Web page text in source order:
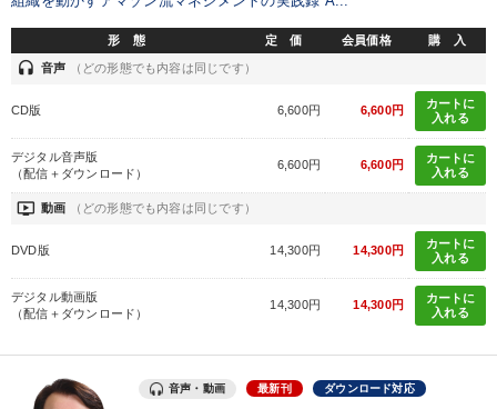
形 態 定 価 会員価格 購 入
headset 音声 （どの形態でも内容は同じです）
CD版 6,600円 6,600円
カートに
入れる
デジタル音声版
（配信＋ダウンロード）
6,600円 6,600円
カートに
入れる
ondemand_video 動画 （どの形態でも内容は同じです）
DVD版 14,300円 14,300円
カートに
入れる
デジタル動画版
（配信＋ダウンロード）
14,300円 14,300円
カートに
入れる
音声・動画 最新刊 ダウンロード対応